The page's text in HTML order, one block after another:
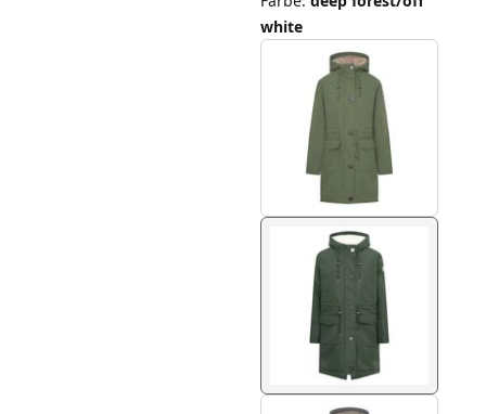
white